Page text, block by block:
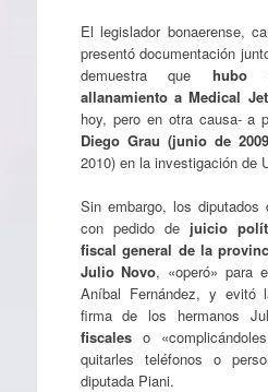
El legislador bonaerense,
presentó documentación
demuestra quehubo
allanamiento a Medical Jet
hoy, pero en otra causa- a
Diego Grau (junio de
2010) en la investigación de
Sin embargo, los diputados
con pedido de juicio
fiscal general de la
Julio Novo, «operó» para
Aníbal Fernández, y evitó
firma de los hermanos
fiscaleso
quitarles teléfonos o
diputada Piani.